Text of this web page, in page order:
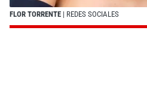
FLOR TORRENTE | REDES SOCIALES